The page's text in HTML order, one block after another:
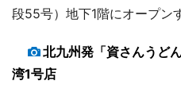
段55号）地下1階にオープン
北九州発「資さんうど
湾1号店